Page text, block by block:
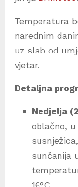
Temperatura
narednim
uz slab od
vjetar.
Detaljna
Nedjelja
oblačno,
sunčanija